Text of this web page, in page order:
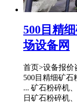
500目精
场设备网
首页>设备报价
500目精细矿石
... 矿石粉碎机
日矿石粉碎机